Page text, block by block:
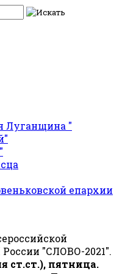
Луганщина "
епархии
"СЛОВО-2021".
ст.ст.), пятница.